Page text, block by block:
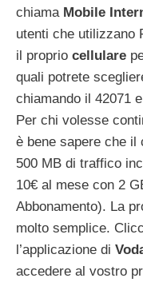
chiama Mobile
utenti che utilizzano
il proprio cellulare
quali potrete
chiamando il 42071
Per chi volesse
è bene sapere che il
500 MB di traffico
10€ al mese con 2
Abbonamento). La
molto semplice.
l’applicazione di
accedere al vostro